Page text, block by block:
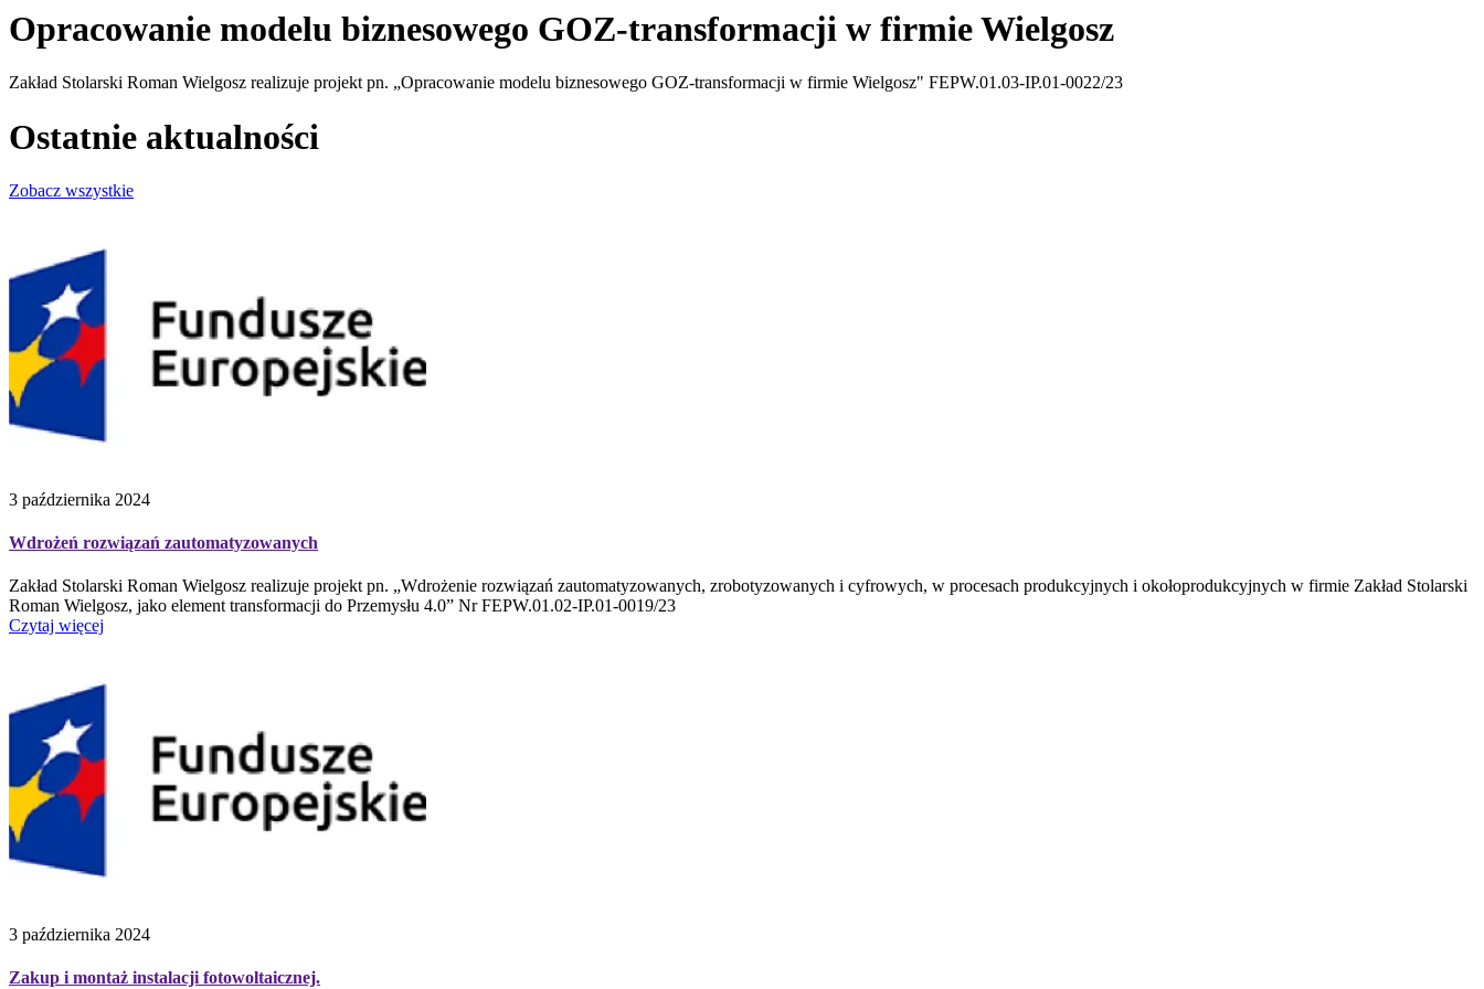
Opracowanie modelu biznesowego GOZ-transformacji w firmie Wielgosz
Zakład Stolarski Roman Wielgosz realizuje projekt pn. „Opracowanie modelu biznesowego GOZ-transformacji w firmie Wielgosz" FEPW.01.03-IP.01-0022/23
Ostatnie aktualności
Zobacz wszystkie
3 października 2024
Wdrożeń rozwiązań zautomatyzowanych
Zakład Stolarski Roman Wielgosz realizuje projekt pn. „Wdrożenie rozwiązań zautomatyzowanych, zrobotyzowanych i cyfrowych, w procesach produkcyjnych i okołoprodukcyjnych w firmie Zakład Stolarski
Roman Wielgosz, jako element transformacji do Przemysłu 4.0” Nr FEPW.01.02-IP.01-0019/23
Czytaj więcej
3 października 2024
Zakup i montaż instalacji fotowoltaicznej.